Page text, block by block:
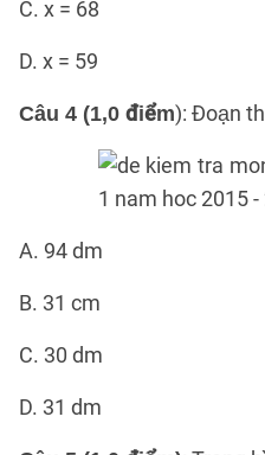
C. x = 68
D. x = 59
Câu 4 (1,0 điểm): Đoạn
A. 94 dm
B. 31 cm
C. 30 dm
D. 31 dm